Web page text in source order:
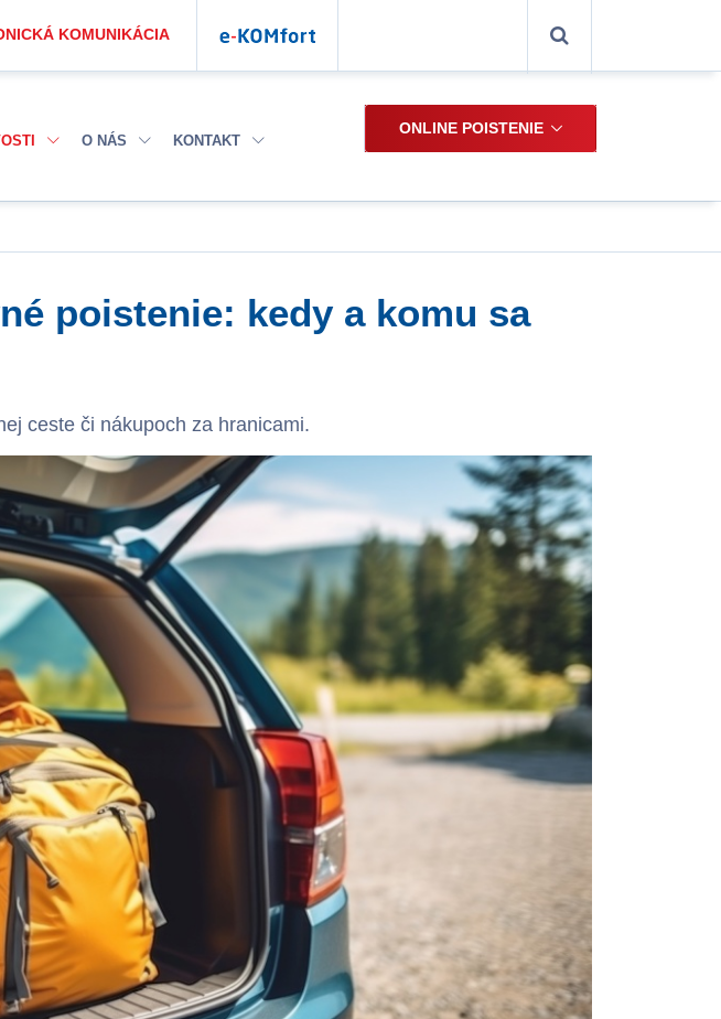
KOMUNIKÁCIA
O NÁS KONTAKT
ONLINE POISTENIE
poistenie: kedy a komu sa
ceste či nákupoch za hranicami.